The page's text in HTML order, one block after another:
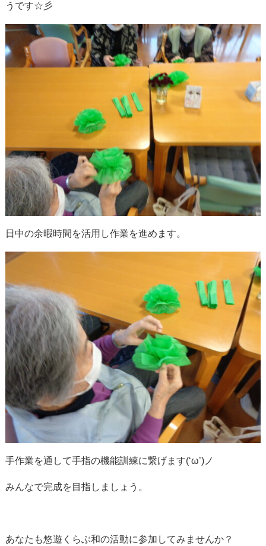
うです☆彡
日中の余暇時間を活用し作業を進めます。
手作業を通して手指の機能訓練に繋げます(‘ω’)ノ
みんなで完成を目指しましょう。
あなたも悠遊くらぶ和の活動に参加してみませんか？